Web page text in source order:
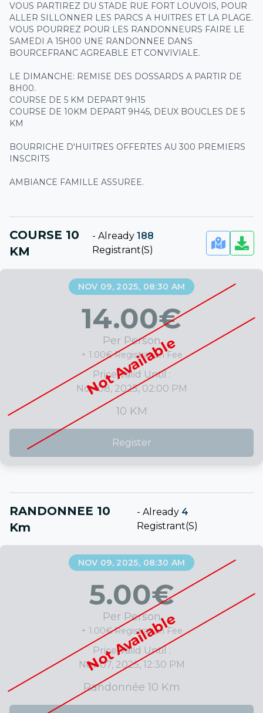
VOUS PARTIREZ DU STADE RUE FORT LOUVOIS, POUR
ALLER SILLONNER LES PARCS A HUITRES ET LA PLAGE.
VOUS POURREZ POUR LES RANDONNEURS FAIRE LE
SAMEDI A 15H00 UNE RANDONNEE DANS
BOURCEFRANC AGREABLE ET CONVIVIALE.
LE DIMANCHE: REMISE DES DOSSARDS A PARTIR DE
8H00.
COURSE DE 5 KM DEPART 9H15
COURSE DE 10KM DEPART 9H45, DEUX BOUCLES DE 5
KM
BOURRICHE D'HUITRES OFFERTES AU 300 PREMIERS
INSCRITS
AMBIANCE FAMILLE ASSUREE.
COURSE 10
KM
- Already 188
Registrant(s)
Not Available
NOV 09, 2025, 08:30 AM
14.00€
Per Person
+ 1.00€ Registration Fee
Price Valid Until :
Nov 08, 2025, 02:00 PM
10 KM
Register
RANDONNEE 10
Km
- Already 4
Registrant(s)
Not Available
NOV 09, 2025, 08:30 AM
5.00€
Per Person
+ 1.00€ Registration Fee
Price Valid Until :
Nov 07, 2025, 12:30 PM
Randonnée 10 Km